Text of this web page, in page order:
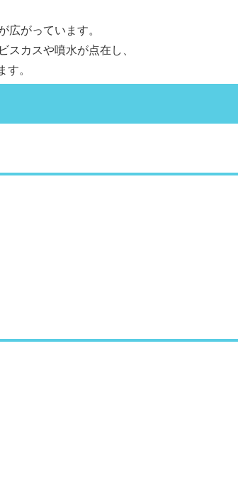
広がっています。
スカスや噴水が点在し、
。